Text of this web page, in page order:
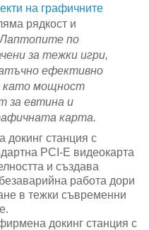
на графичните
рядкост и
по
за тежки игри,
ефективно
като мощност
за евтина и
карта.
докинг станция с
PCI-E видеокарта
и създава
работа дори
в тежки съвременни
докинг станция с